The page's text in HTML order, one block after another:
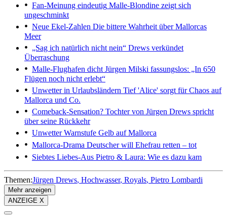
Fan-Meinung eindeutig Malle-Blondine zeigt sich
ungeschminkt
Neue Ekel-Zahlen Die bittere Wahrheit über Mallorcas
Meer
„Sag ich natürlich nicht nein“ Drews verkündet
Überraschung
Malle-Flughafen dicht Jürgen Milski fassungslos: „In 650
Flügen noch nicht erlebt“
Unwetter in Urlaubsländern Tief 'Alice' sorgt für Chaos auf
Mallorca und Co.
Comeback-Sensation? Tochter von Jürgen Drews spricht
über seine Rückkehr
UnwetterWarnstufe Gelb auf Mallorca
Mallorca-Drama Deutscher will Ehefrau retten – tot
Siebtes Liebes-Aus Pietro & Laura: Wie es dazu kam
Themen:Jürgen Drews Hochwasser Royals Pietro Lombardi
Mehr anzeigen
ANZEIGE X